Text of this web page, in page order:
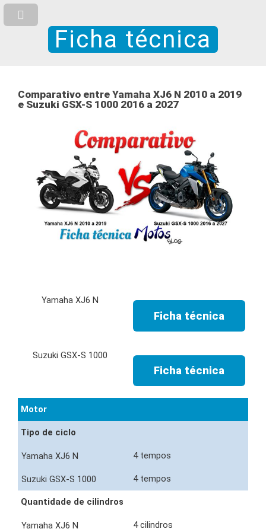
Ficha técnica
Comparativo entre Yamaha XJ6 N 2010 a 2019
e Suzuki GSX-S 1000 2016 a 2027
Ficha técnica
Ficha técnica
Motor
Tipo de ciclo
4 tempos
4 tempos
Quantidade de cilindros
4 cilindros